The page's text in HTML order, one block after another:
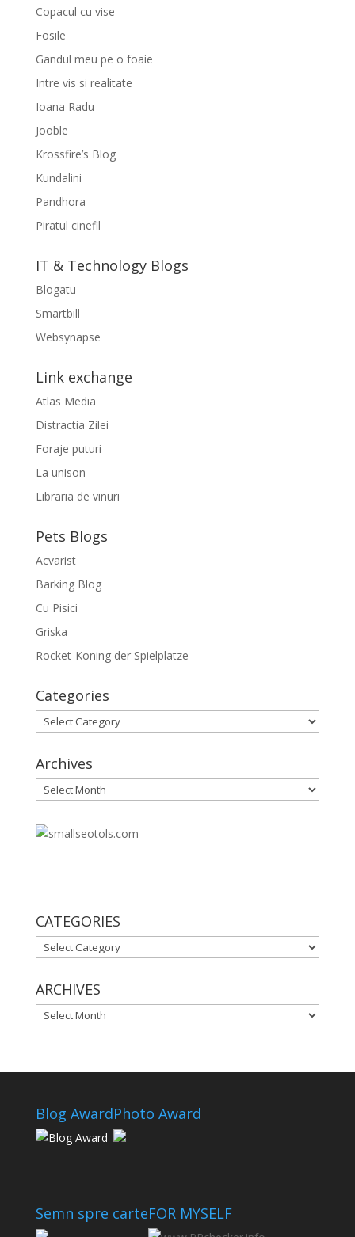
Copacul cu vise
Fosile
Gandul meu pe o foaie
Intre vis si realitate
Ioana Radu
Jooble
Krossfire’s Blog
Kundalini
Pandhora
Piratul cinefil
IT & Technology Blogs
Blogatu
Smartbill
Websynapse
Link exchange
Atlas Media
Distractia Zilei
Foraje puturi
La unison
Libraria de vinuri
Pets Blogs
Acvarist
Barking Blog
Cu Pisici
Griska
Rocket-Koning der Spielplatze
Categories
Categories
Archives
Archives
CATEGORIES
CATEGORIES
ARCHIVES
ARCHIVES
Blog AwardPhoto Award
Semn spre carteFOR MYSELF